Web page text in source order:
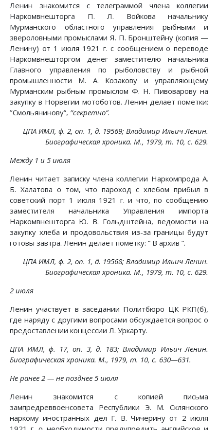
Ленин знакомится с телеграммой члена коллегии
Наркомвнешторга П. Л. Войкова начальнику
Мурманского областного управления рыбными и
звероловными промыслами Я. П. Бронштейну (копия —
Ленину) от 1 июля 1921 г. с сообщением о переводе
Наркомвнешторгом денег заместителю начальника
Главного управления по рыболовству и рыбной
промышленности М. А. Козакову и управляющему
Мурманским рыбным промыслом Ф. Н. Пивоварову на
закупку в Норвегии мотоботов. Ленин делает пометки:
’’Смольянинову”, ’’секретно”.
ЦПА ИМЛ, ф. 2, on. 1, д. 19569; Владимир Ильич Ленин.
Биографическая хроника. М., 1979, т. 10, с. 629.
Между 1 и 5 июля
Ленин читает записку члена коллегии Наркомпрода А.
Б. Халатова о том, что пароход с хлебом прибыл в
советский порт 1 июля 1921 г. и что, по сообщению
заместителя начальника Управления импорта
Наркомвнешторга Ю. В. Гольдштейна, ведомости на
закупку хлеба и продовольствия из-за границы будут
готовы завтра. Ленин делает пометку: ” В архив ”.
ЦПА ИМЛ, ф. 2, on. 1, д. 19568; Владимир Ильич Ленин.
Биографическая хроника. М., 1979, т. 10, с. 629.
2 июля
Ленин участвует в заседании Политбюро ЦК РКП(б),
где наряду с другими вопросами обсуждается вопрос о
предоставлении концессии Л. Уркарту.
ЦПА ИМЛ, ф. 17, on. 3, д. 183; Владимир Ильич Ленин.
Биографическая хроника. М., 1979, т. 10, с. 630—631.
Не ранее 2 — не позднее 5 июля
Ленин знакомится с копией письма
зампредреввоенсовета Республики Э. М. Склянского
наркому иностранных дел Г. В. Чичерину от 2 июля